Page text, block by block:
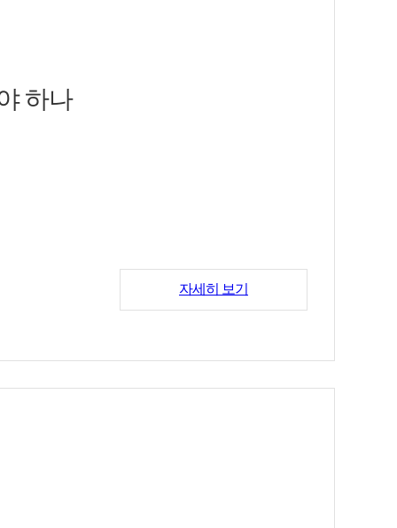
여 오며 식은땀이 나면, 순간
생활 전반으로 번져 간다는
부룩하고 트림이 잦아지는 식
설명하기 어렵다. 가슴 두근
하나
자세히 보기